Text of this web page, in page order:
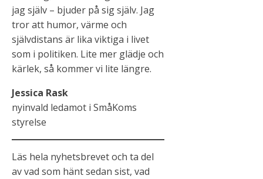
jag själv – bjuder på sig själv. Jag
tror att humor, värme och
självdistans är lika viktiga i livet
som i politiken. Lite mer glädje och
kärlek, så kommer vi lite längre.
Jessica Rask
nyinvald ledamot i SmåKoms
styrelse
Läs hela nyhetsbrevet och ta del
av vad som hänt sedan sist, vad